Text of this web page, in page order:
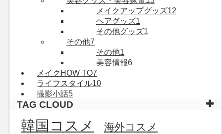
メイクアップグッズ12
ヘアグッズ1
その他グッズ1
その他7
その他1
美容情報6
メイクHOW TO7
ライフスタイル10
撮影小話5
TAG CLOUD
韓国コスメ 海外コスメ